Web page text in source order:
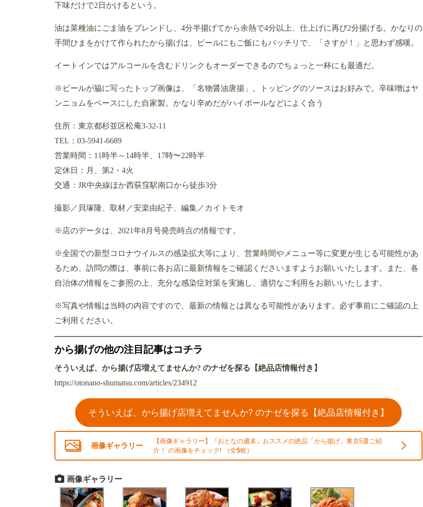
下味だけで2日かけるという。
油は菜種油にごま油をブレンドし、4分半揚げてから余熱で4分以上、仕上げに再び2分揚げる。かなりの
手間ひまをかけて作られたから揚げは、ビールにもご飯にもバッチリで、「さすが！」と思わず感嘆。
イートインではアルコールを含むドリンクもオーダーできるのでちょっと一杯にも最適だ。
※ビールが脇に写ったトップ画像は、「名物醤油唐揚」。トッピングのソースはお好みで。辛味噌はヤ
ンニョムをベースにした自家製。かなり辛めだがハイボールなどによく合う
住所：東京都杉並区松庵3-32-11
TEL：03-5941-6689
営業時間：11時半～14時半、17時〜22時半
定休日：月、第2・4火
交通：JR中央線ほか西荻窪駅南口から徒歩3分
撮影／貝塚隆、取材／安楽由紀子、編集／カイトモオ
※店のデータは、2021年8月号発売時点の情報です。
※全国での新型コロナウイルスの感染拡大等により、営業時間やメニュー等に変更が生じる可能性があ
るため、訪問の際は、事前に各お店に最新情報をご確認くださいますようお願いいたします。また、各
自治体の情報をご参照の上、充分な感染症対策を実施し、適切なご利用をお願いいたします。
※写真や情報は当時の内容ですので、最新の情報とは異なる可能性があります。必ず事前にご確認の上
ご利用ください。
から揚げの他の注目記事はコチラ
そういえば、から揚げ店増えてませんか? のナゼを探る【絶品店情報付き】
https://otonano-shumatsu.com/articles/234912
そういえば、から揚げ店増えてませんか? のナゼを探る【絶品店情報付き】
画像ギャラリー
【画像ギャラリー】『おとなの週末』おススメの絶品「から揚げ」東京5選ご紹
介！ の画像をチェック! （全5枚）
画像ギャラリー